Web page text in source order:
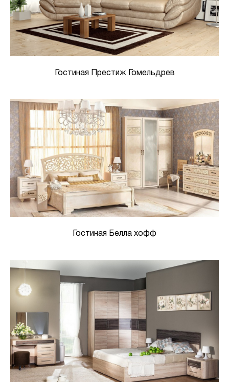
Гостиная Престиж Гомельдрев
Гостиная Белла хофф